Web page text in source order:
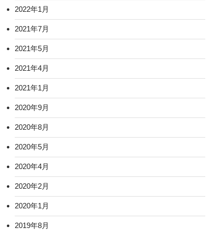
2022年1月
2021年7月
2021年5月
2021年4月
2021年1月
2020年9月
2020年8月
2020年5月
2020年4月
2020年2月
2020年1月
2019年8月